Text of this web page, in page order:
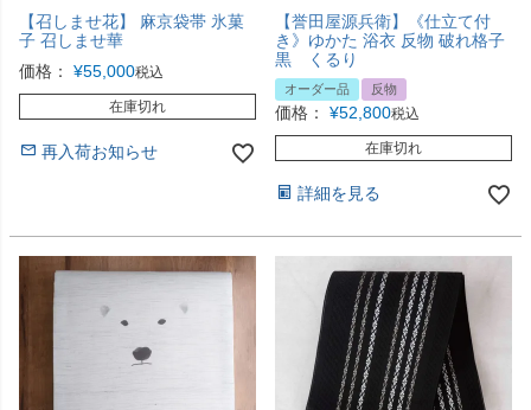
【召しませ花】 麻京袋帯 氷菓
子 召しませ華
価格：
¥55,000税込
在庫切れ
再入荷お知らせ
【誉田屋源兵衛】《仕立て付
き》ゆかた 浴衣 反物 破れ格子
黒 くるり
オーダー品 反物
価格： ¥52,800税込
在庫切れ
詳細を見る